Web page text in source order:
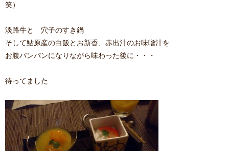
笑）
淡路牛と 穴子のすき鍋
そして鮎原産の白飯とお新香、赤出汁のお味噌汁を
お腹パンパンになりながら味わった後に・・・
待ってました